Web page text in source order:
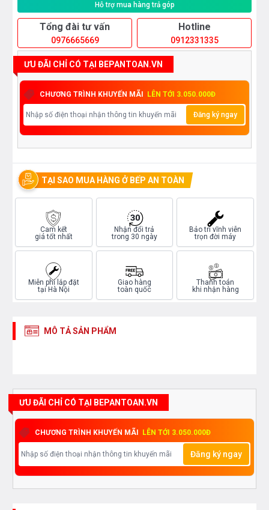
Hỗ trợ mua hàng trả góp
Tổng đài tư vấn
0976665669
Hotline
0912331335
ƯU ĐÃI CHỈ CÓ TẠI BEPANTOAN.VN
CHƯƠNG TRÌNH KHUYẾN MÃI LÊN TỚI 3.050.000Đ
Đăng ký ngay
TẠI SAO MUA HÀNG Ở BẾP AN TOÀN
Cam kết
giá tốt nhất
Nhận đổi trả
trong 30 ngày
Bảo trì vĩnh viễn
trọn đời máy
Miễn phí lắp đặt
tại Hà Nội
Giao hàng
toàn quốc
Thanh toán
khi nhận hàng
MÔ TẢ SẢN PHẨM
ƯU ĐÃI CHỈ CÓ TẠI BEPANTOAN.VN
CHƯƠNG TRÌNH KHUYẾN MÃI LÊN TỚI 3.050.000Đ
Đăng ký ngay